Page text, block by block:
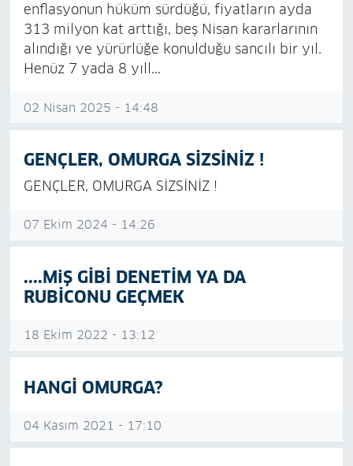
enflasyonun hüküm sürdüğü, fiyatların ayda
313 milyon kat arttığı, beş Nisan kararlarının
alındığı ve yürürlüğe konulduğu sancılı bir yıl.
Henüz 7 yada 8 yıll...
02 Nisan 2025 - 14:48
GENÇLER, OMURGA SİZSİNİZ !
GENÇLER, OMURGA SİZSİNİZ !
07 Ekim 2024 - 14:26
....MiŞ GİBİ DENETİM YA DA
RUBİCONU GEÇMEK
18 Ekim 2022 - 13:12
HANGİ OMURGA?
04 Kasım 2021 - 17:10